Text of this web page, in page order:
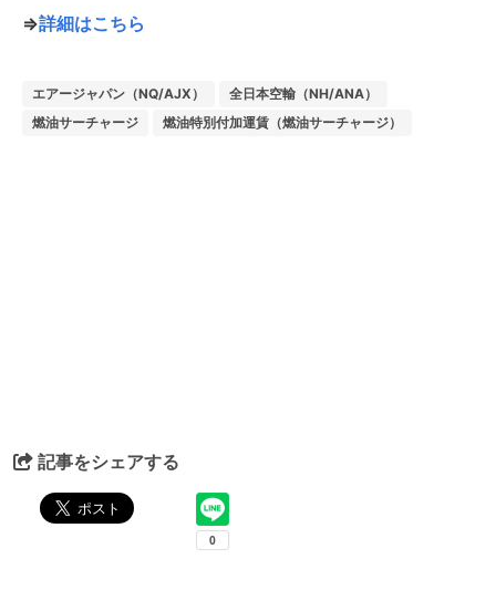
⇒詳細はこちら
エアージャパン（NQ/AJX）
全日本空輸（NH/ANA）
燃油サーチャージ
燃油特別付加運賃（燃油サーチャージ）
記事をシェアする